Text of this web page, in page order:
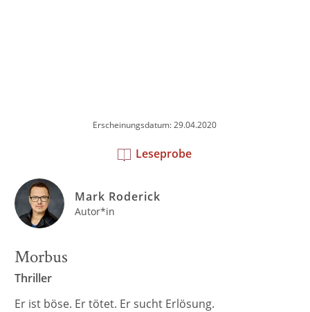
Erscheinungsdatum: 29.04.2020
Leseprobe
Mark Roderick
Autor*in
Morbus
Thriller
Er ist böse. Er tötet. Er sucht Erlösung.